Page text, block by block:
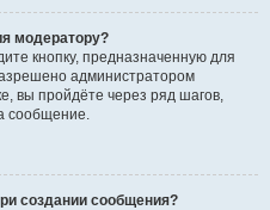
модератору?
кнопку, предназначенную для
администратором
вы пройдёте через ряд шагов,
сообщение.
создании сообщения?